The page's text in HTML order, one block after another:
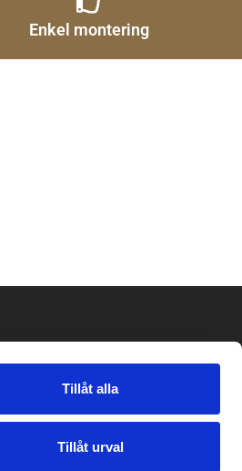
Tillåt alla
Tillåt urval
Enkel montering